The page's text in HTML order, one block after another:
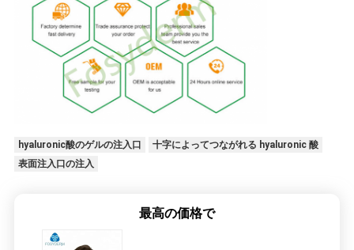
hyaluronic酸のゲルの注入口
十字によってつながれる hyaluronic 酸
表面注入口の注入
最高の価格で